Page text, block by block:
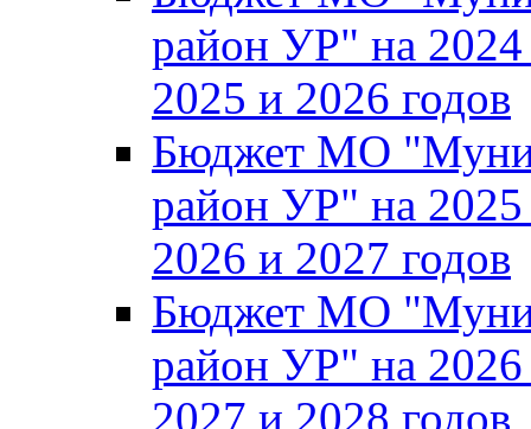
район УР" на 2024
2025 и 2026 годов
Бюджет МО
район УР" на 2025
2026 и 2027 годов
Бюджет МО
район УР" на 2026
2027 и 2028 годов